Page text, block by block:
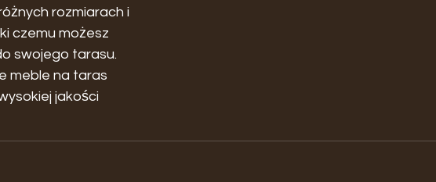
rozmiarach i
czemu możesz
swojego tarasu.
meble na taras
jakości